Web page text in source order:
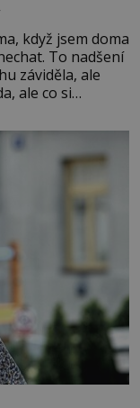
když jsem doma
To nadšení
záviděla, ale
ale co si
když